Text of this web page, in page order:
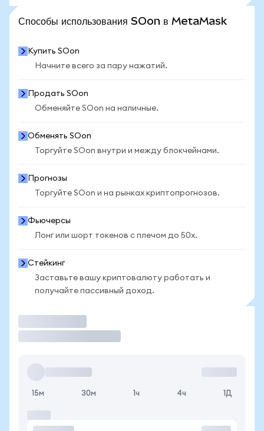
Способы использования SOon в MetaMask
Купить SOon
Начните всего за пару нажатий.
Продать SOon
Обменяйте SOon на наличные.
Обменять SOon
Торгуйте SOon внутри и между блокчейнами.
Прогнозы
Торгуйте SOon и на рынках криптопрогнозов.
Фьючерсы
Лонг или шорт токенов с плечом до 50x.
Стейкинг
Заставьте вашу криптовалюту работать и
получайте пассивный доход.
15м 30м 1ч 4ч 1Д